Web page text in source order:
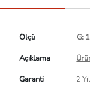
Ölçü
G:
Açıklama
Garanti
2 Yıl